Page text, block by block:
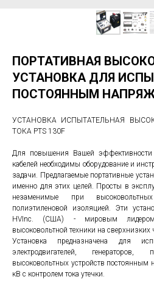
ПОРТАТИВНАЯ
УСТАНОВКА ДЛЯ
ПОСТОЯННЫМ
УСТАНОВКА ИСПЫТАТЕЛЬНАЯ
ТОКА PTS 130F
Для повышения Вашей
кабелей необходимы оборудование и
задачи. Предлагаемые портативные
именно для этих целей. Просты в
незаменимые при
полиэтиленовой изоляцией. Эти
HVInc. (США) - мировым лидером
высоковольтной техники на сверхнизких
Установка предназначена для
электродвигателей,
высоковольтных устройств
кВ с контролем тока утечки.